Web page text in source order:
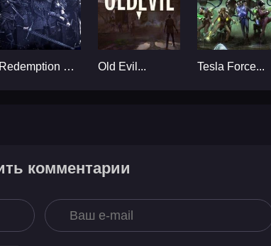
Redemption Reapers... Old Evil... Tesla Force...
комментарии